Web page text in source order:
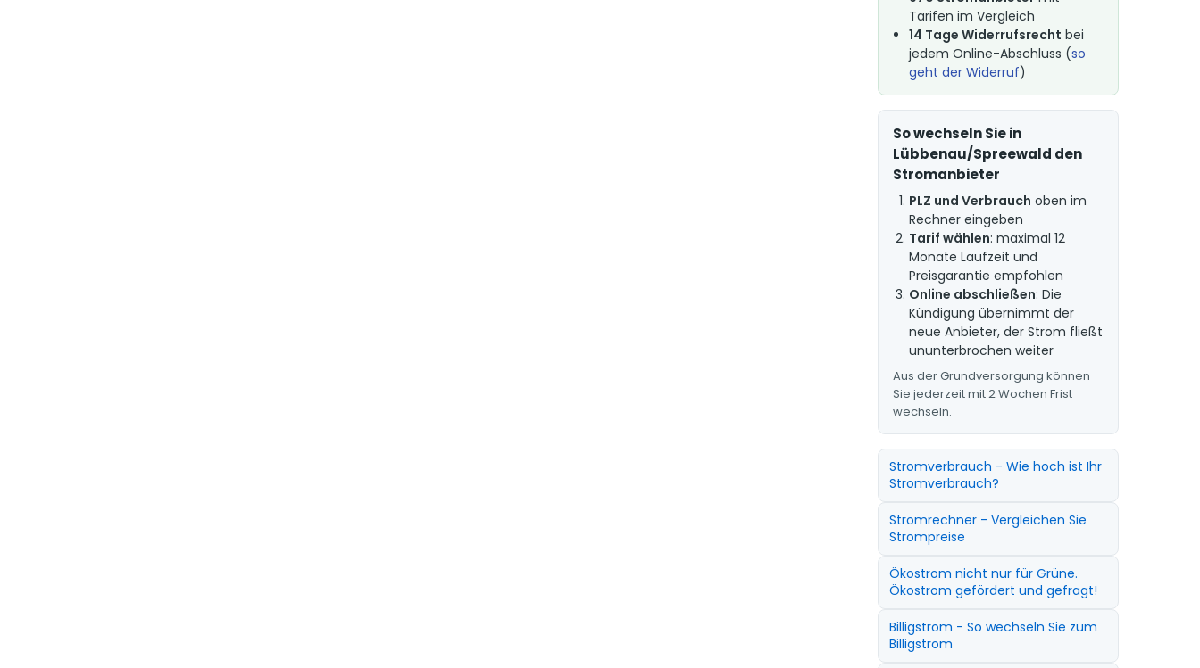
Tarifen im Vergleich
14 Tage Widerrufsrecht bei
jedem Online-Abschluss (so
geht der Widerruf)
So wechseln Sie in
Lübbenau/Spreewald den
Stromanbieter
PLZ und Verbrauch oben im
Rechner eingeben
Tarif wählen: maximal 12
Monate Laufzeit und
Preisgarantie empfohlen
Online abschließen: Die
Kündigung übernimmt der
neue Anbieter, der Strom fließt
ununterbrochen weiter
Aus der Grundversorgung können
Sie jederzeit mit 2 Wochen Frist
wechseln.
Stromverbrauch - Wie hoch ist Ihr
Stromverbrauch?
Stromrechner - Vergleichen Sie
Strompreise
Ökostrom nicht nur für Grüne.
Ökostrom gefördert und gefragt!
Billigstrom - So wechseln Sie zum
Billigstrom